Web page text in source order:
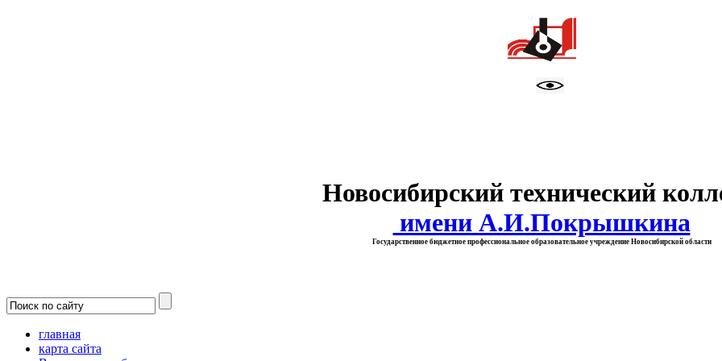
Новосибирский технический
имени А.И.Покрышкина
Государственное бюджетное профессиональное образовательное учреждение Новосибирской области
главная
карта сайта